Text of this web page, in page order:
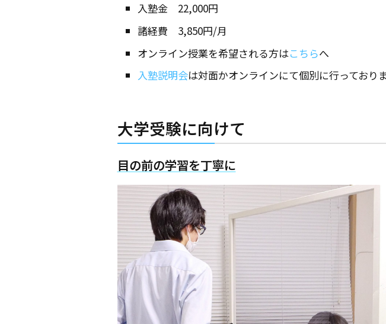
入塾金 22,000円
諸経費 3,850円/月
オンライン授業を希望される方はこちらへ
入塾説明会は対面かオンラインにて個別に行っておりま
大学受験に向けて
目の前の学習を丁寧に